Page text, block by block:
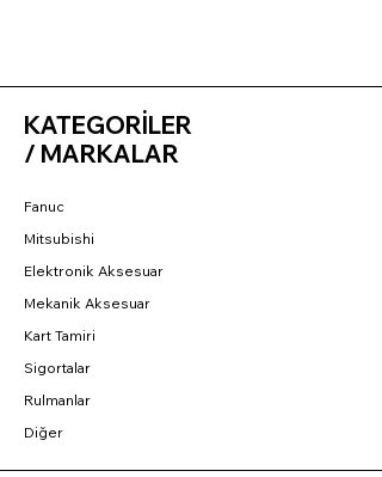
KATEGORİLER
/ MARKALAR
Fanuc
Mitsubishi
Elektronik Aksesuar
Mekanik Aksesuar
Kart Tamiri
Sigortalar
Rulmanlar
Diğer